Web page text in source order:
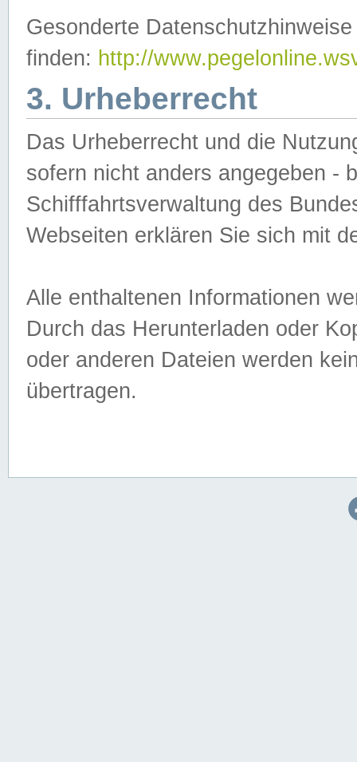
Gesonderte
finden: http://
3. Urheberrecht
Das Urheberrecht und die
sofern nicht anders angegeben -
Schifffahrtsverwaltung des
Webseiten erklären Sie sich mit
Alle enthaltenen Informationen
Durch das Herunterladen oder
oder anderen Dateien werden
übertragen.